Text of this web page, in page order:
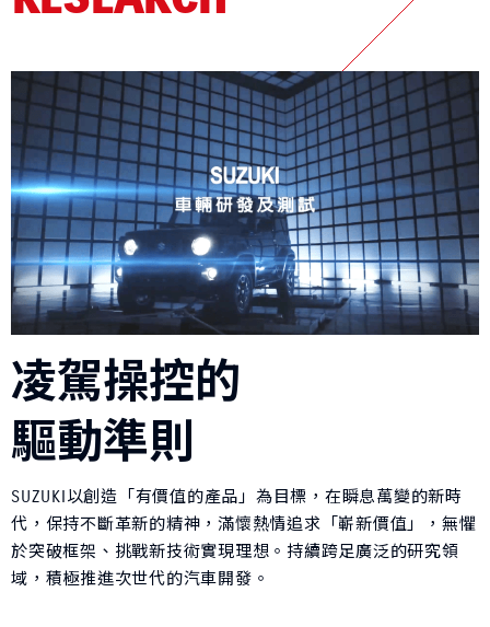
凌駕操控的
驅動準則
SUZUKI以創造「有價值的產品」為目標，在瞬息萬變的新時
代，保持不斷革新的精神，滿懷熱情追求「嶄新價值」，無懼
於突破框架、挑戰新技術實現理想。持續跨足廣泛的研究領
域，積極推進次世代的汽車開發。